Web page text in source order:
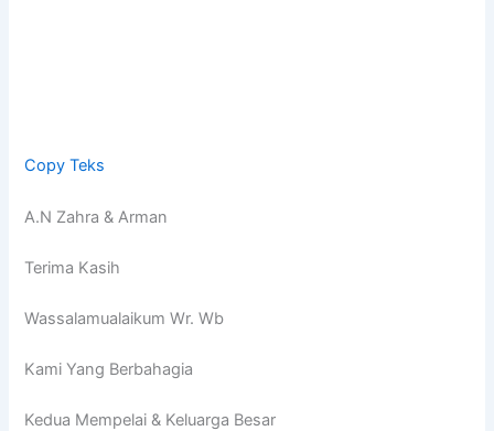
Copy Teks
A.N Zahra & Arman
Terima Kasih
Wassalamualaikum Wr. Wb
Kami Yang Berbahagia
Kedua Mempelai & Keluarga Besar